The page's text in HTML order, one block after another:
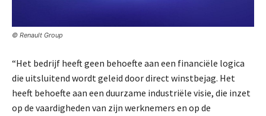
© Renault Group
“Het bedrijf heeft geen behoefte aan een financiële logica
die uitsluitend wordt geleid door direct winstbejag. Het
heeft behoefte aan een duurzame industriële visie, die inzet
op de vaardigheden van zijn werknemers en op de